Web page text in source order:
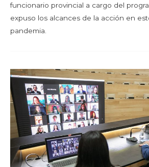
funcionario provincial a cargo del
expuso los alcances de la acción en
pandemia.